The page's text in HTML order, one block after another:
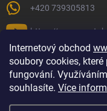
Internetový obchod
soubory cookies,
fungování.
souhlasíte. Více
+420 739305813
https://
Zlaté investování